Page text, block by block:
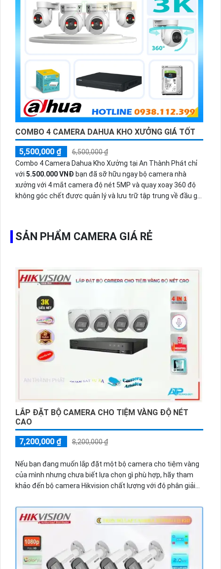
COMBO 4 CAMERA DAHUA KHO XƯỞNG GIÁ TỐT
5,500,000 ₫
6,500,000 ₫
Combo 4 Camera Dahua Kho Xưởng tại An Thành Phát chỉ
với 5.500.000 VNĐ bạn đã sỡ hữu ngay bộ camera nhà
xưởng với 4 mắt camera độ nét 5MP và quay xoay 360 độ
không góc chết được quản lý và lưu trữ tập trung về đầu ghi
SẢN PHẨM CAMERA GIÁ RẺ
LẮP ĐẶT BỘ CAMERA CHO TIỆM VÀNG ĐỘ NÉT
CAO
7,200,000 ₫ 8,200,000 ₫
Nếu bạn đang muốn lắp đặt một bộ camera cho tiệm vàng
của mình nhưng chưa biết lựa chọn gì phù hợp, hãy tham
khảo đến bộ camera Hikvision chất lượng với độ phân giải
bạn có một hệ thống an ninh hoàn hảo, giảm thiểu rủi ro
mất cắp và bảo vệ cửa hàng tốt hơn.
Hikvision không chỉ nổi tiếng với sản phẩm chất lượng, mà
còn cam kết chiết khấu cao cho khách hàng. Dự án không
chỉ được sở hữu những camera chất lượng, mà còn ♢Bảo
Đảmmức giá rẻ hơn so với các sản phẩm tương tự trên thị